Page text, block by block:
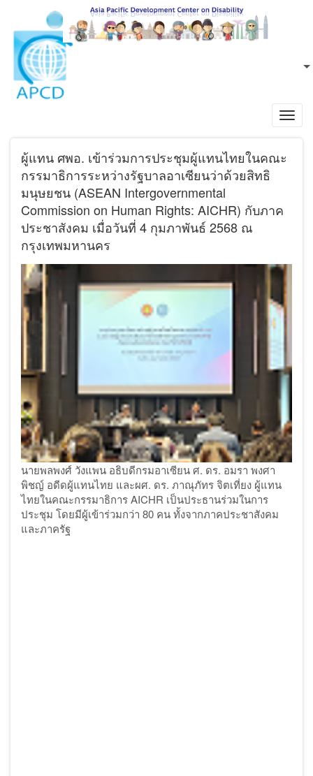
ข้ามไปยังเนื้อหาหลัก
TH
ผู้แทน ศพอ. เข้าร่วมการประชุมผู้แทนไทยในคณะ
กรรมาธิการระหว่างรัฐบาลอาเซียนว่าด้วยสิทธิ
มนุษยชน (ASEAN Intergovernmental
Commission on Human Rights: AICHR) กับภาค
ประชาสังคม เมื่อวันที่ 4 กุมภาพันธ์ 2568 ณ
กรุงเทพมหานคร
นายพลพงศ์ วังแพน อธิบดีกรมอาเซียน ศ. ดร. อมรา พงศา
พิชญ์ อดีดผู้แทนไทย และผศ. ดร. ภาณุภัทร จิตเที่ยง ผู้แทน
ไทยในคณะกรรมาธิการAICHR เป็นประธานร่วมในการ
ประชุม โดยมีผู้เข้าร่วมกว่า 80 คน ทั้งจากภาคประชาสังคม
และภาครัฐ